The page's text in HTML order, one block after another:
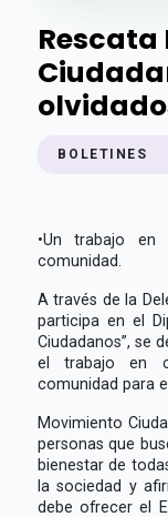
BOLETINES
•Un trabajo en
comunidad.
A través de la
participa en el
Ciudadanos”, se
el trabajo en
comunidad para
Movimiento
personas que
bienestar de
la sociedad y
debe ofrecer el